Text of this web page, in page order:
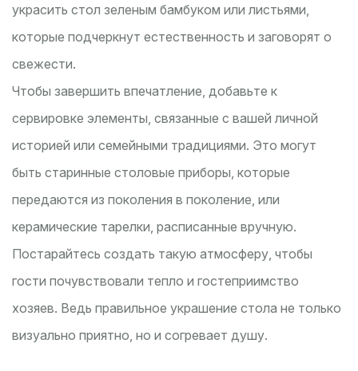
украсить стол зеленым бамбуком или листьями,
которые подчеркнут естественность и заговорят о
свежести.
Чтобы завершить впечатление, добавьте к
сервировке элементы, связанные с вашей личной
историей или семейными традициями. Это могут
быть старинные столовые приборы, которые
передаются из поколения в поколение, или
керамические тарелки, расписанные вручную.
Постарайтесь создать такую атмосферу, чтобы
гости почувствовали тепло и гостеприимство
хозяев. Ведь правильное украшение стола не только
визуально приятно, но и согревает душу.